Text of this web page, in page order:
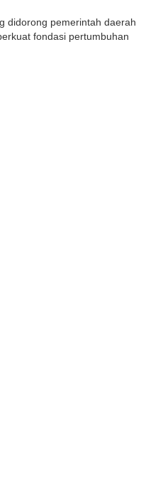
didorong pemerintah daerah
fondasi pertumbuhan